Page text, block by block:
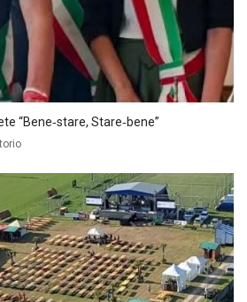
“Bene‑stare, Stare‑bene”